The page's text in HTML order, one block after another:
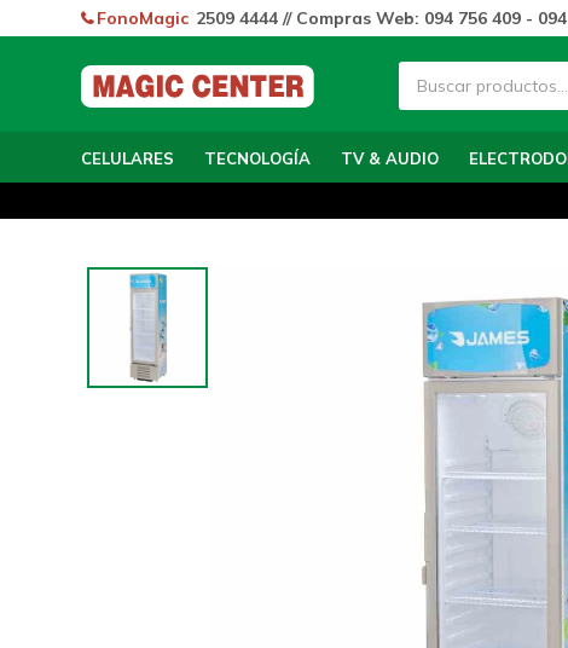
CELULARES TECNOLOGÍA TV & AUDIO
FonoMagic 2509 4444 // Compras Web: 094 756 409 -